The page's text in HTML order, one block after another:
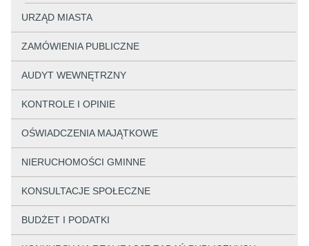
URZĄD MIASTA
ZAMÓWIENIA PUBLICZNE
AUDYT WEWNĘTRZNY
KONTROLE I OPINIE
OŚWIADCZENIA MAJĄTKOWE
NIERUCHOMOŚCI GMINNE
KONSULTACJE SPOŁECZNE
BUDŻET I PODATKI